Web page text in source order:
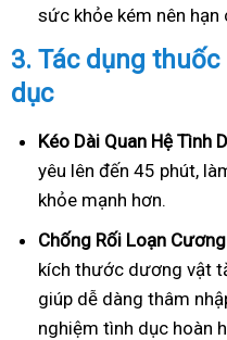
sức khỏe kém nên hạn
3. Tác dụng
dục
Kéo Dài Quan Hệ Tình
yêu lên đến 45 phút,
khỏe mạnh hơn.
Chống Rối Loạn
kích thước dương vật
giúp dễ dàng thâm
nghiệm tình dục hoàn